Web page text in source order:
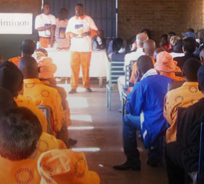
al Mundo
La Verdad Sobre
Unidos por los
Comisión de
Derechos Humanos
Ministros